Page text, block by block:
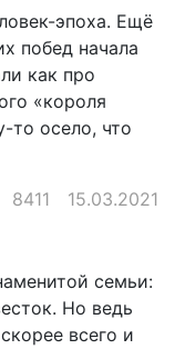
эпоха. Ещё
побед начала
как про
«короля
то осело, что
8411 15.03.2021
семьи:
Но ведь
всего и